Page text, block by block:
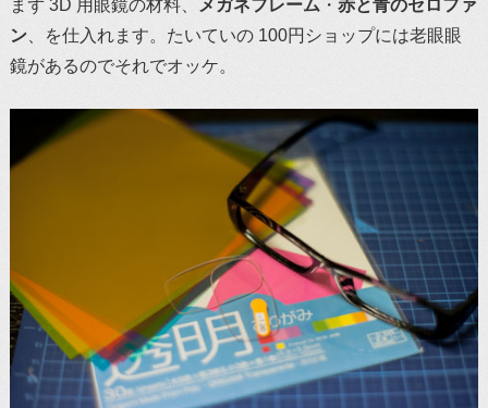
まず 3D 用眼鏡の材料、
メガネフレーム ・ 赤と青のセロファ
ン、を仕入れます。たいていの 100円ショップには老眼眼
鏡があるのでそれでオッケ。